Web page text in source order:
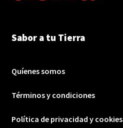
Sabor a tu Tierra
Quíenes somos
Términos y condiciones
Política de privacidad y cookies